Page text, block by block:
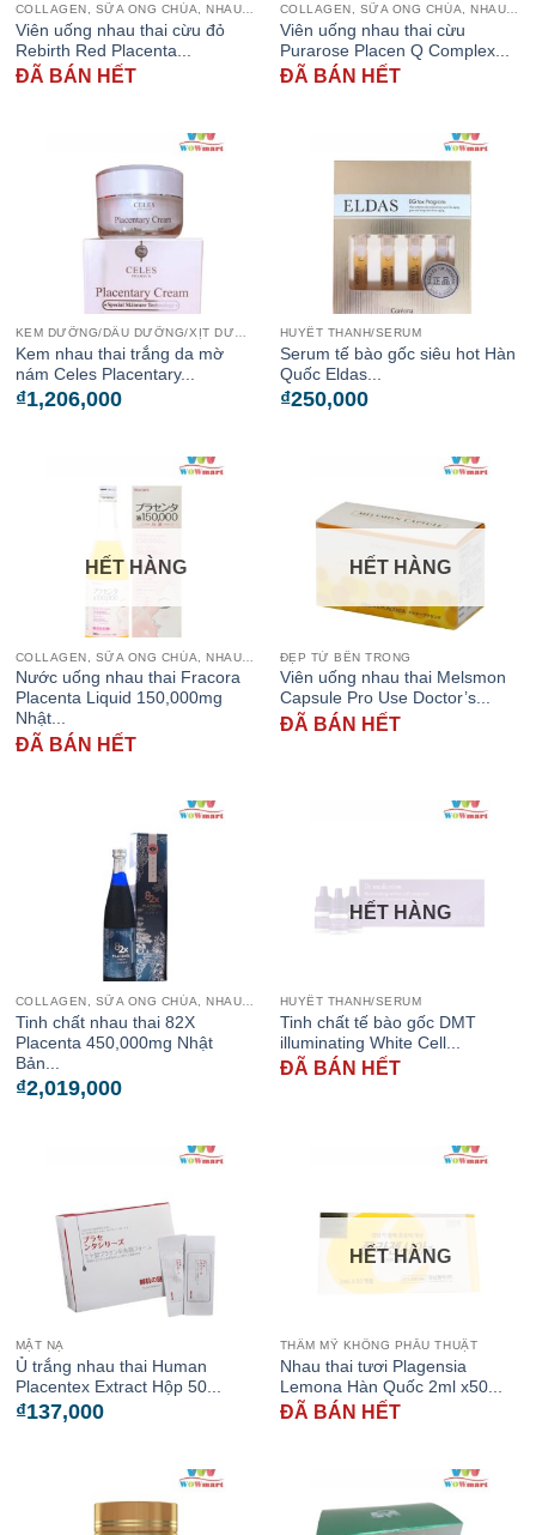
Viên uống nhau thai cừu đỏ
Rebirth Red Placenta...
ĐÃ BÁN HẾT
Viên uống nhau thai cừu
Purarose Placen Q Complex...
ĐÃ BÁN HẾT
KEM DƯỠNG/DẦU DƯỠNG/XỊT DƯỠNG
Kem nhau thai trắng da mờ
nám Celes Placentary...
₫1,206,000
HUYẾT THANH/SERUM
Serum tế bào gốc siêu hot Hàn
Quốc Eldas...
₫250,000
HẾT HÀNG
Nước uống nhau thai Fracora
Placenta Liquid 150,000mg
Nhật...
ĐÃ BÁN HẾT
HẾT HÀNG
ĐẸP TỪ BÊN TRONG
Viên uống nhau thai Melsmon
Capsule Pro Use Doctor’s...
ĐÃ BÁN HẾT
Tinh chất nhau thai 82X
Placenta 450,000mg Nhật
Bản...
₫2,019,000
HẾT HÀNG
HUYẾT THANH/SERUM
Tinh chất tế bào gốc DMT
illuminating White Cell...
ĐÃ BÁN HẾT
MẶT NẠ
Ủ trắng nhau thai Human
Placentex Extract Hộp 50...
₫137,000
HẾT HÀNG
THẨM MỸ KHÔNG PHẪU THUẬT
Nhau thai tươi Plagensia
Lemona Hàn Quốc 2ml x50...
ĐÃ BÁN HẾT